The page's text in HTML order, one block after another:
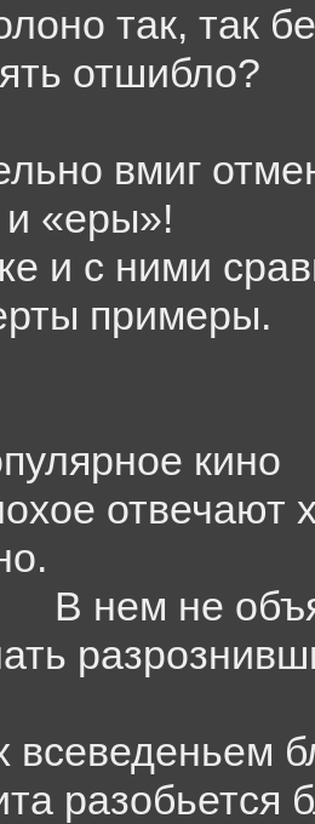
так, так
отшибло?
вмиг
«еры»!
и с ними
примеры.
кино
отвечают
В нем не
всеведеньем